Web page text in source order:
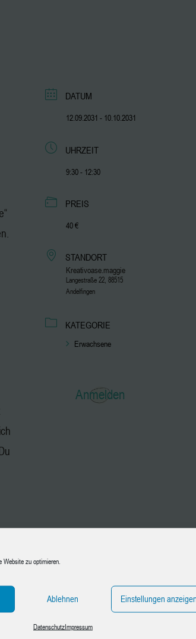
Website zu optimieren.
Ablehnen Einstellungen
DatenschutzImpressum
DATUM
12.09.2031 - 10.10.2031
UHRZEIT
9:30 - 12:30
PREIS
40 €
STANDORT
Kreativoase.maggie
Langestraße 22, 88515
Andelfingen
KATEGORIE
Erwachsene
Anmelden